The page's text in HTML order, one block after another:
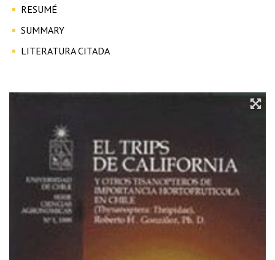
RESUMÉ
SUMMARY
LITERATURA CITADA